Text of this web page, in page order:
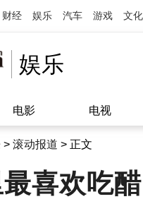
财经 娱乐 汽车 游戏 文化
娱乐
电影 电视
> 滚动报道 > 正文
喜欢吃